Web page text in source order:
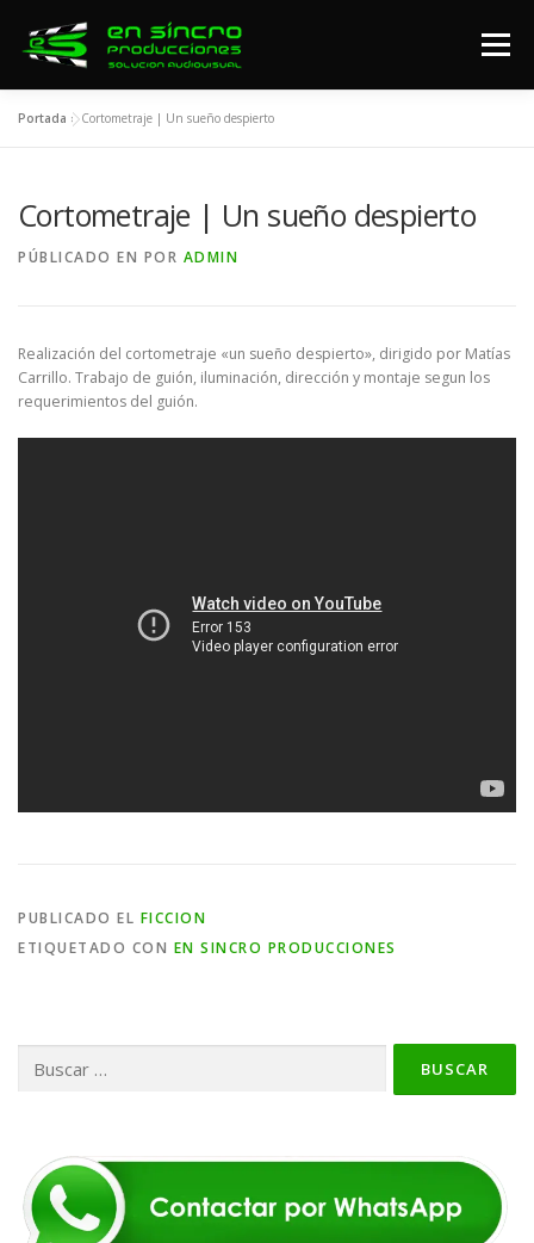
contenido
Menú
CONTACTO
Portada »Cortometraje | Un sueño despierto
Cortometraje | Un sueño despierto
PÚBLICADO EN POR ADMIN
Realización del cortometraje «un sueño despierto», dirigido por Matías
Carrillo. Trabajo de guión, iluminación, dirección y montaje segun los
requerimientos del guión.
PUBLICADO EL FICCION
ETIQUETADO CON EN SINCRO PRODUCCIONES